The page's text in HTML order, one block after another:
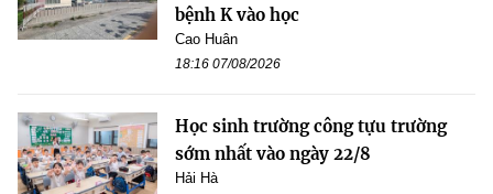
bệnh K vào học
Cao Huân
18:16 07/08/2026
Học sinh trường công tựu trường
sớm nhất vào ngày 22/8
Hải Hà